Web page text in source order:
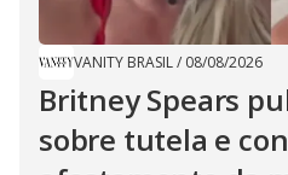
VANITY BRASIL/ 08/08/2026
Britney Spears
sobre tutela e